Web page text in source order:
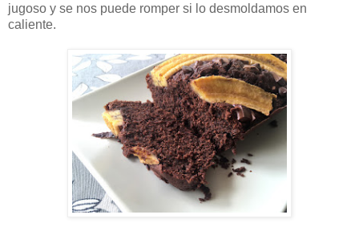
jugoso y se nos puede romper si lo desmoldamos en
caliente.